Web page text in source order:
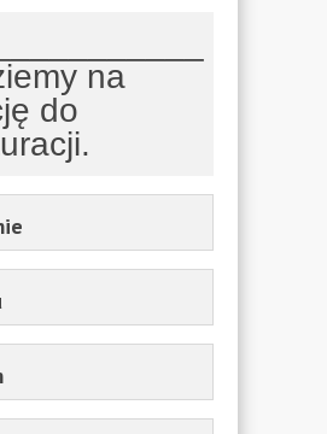
na
do